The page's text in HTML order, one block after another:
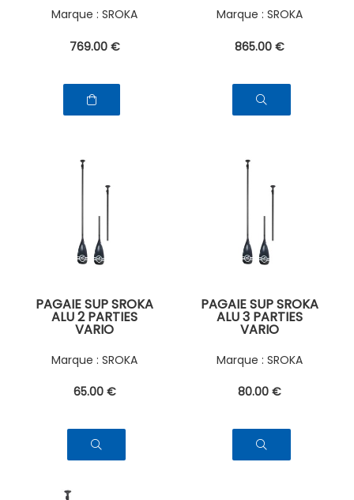
SROKA
769.00 €
SROKA
865.00 €
PAGAIE SUP SROKA
ALU 2 PARTIES
VARIO
SROKA
65.00 €
PAGAIE SUP SROKA
ALU 3 PARTIES
VARIO
SROKA
80.00 €